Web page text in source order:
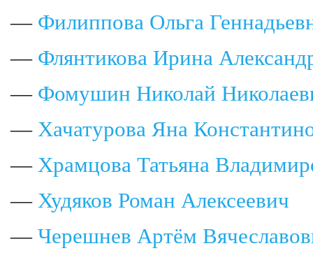
— Филиппова Ольга
— Флянтикова Ирина
— Фомушин Николай
— Хачатурова Яна
— Храмцова Татьяна
— Худяков Роман Алексеевич
— Черешнев Артём